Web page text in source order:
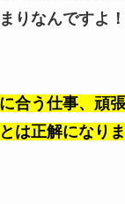
りなんですよ！
合う仕事、頑
は正解になり